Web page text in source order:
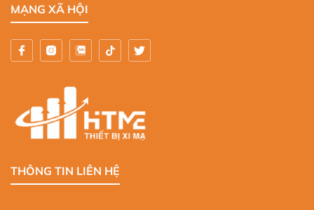
MẠNG XÃ HỘI
THÔNG TIN LIÊN HỆ